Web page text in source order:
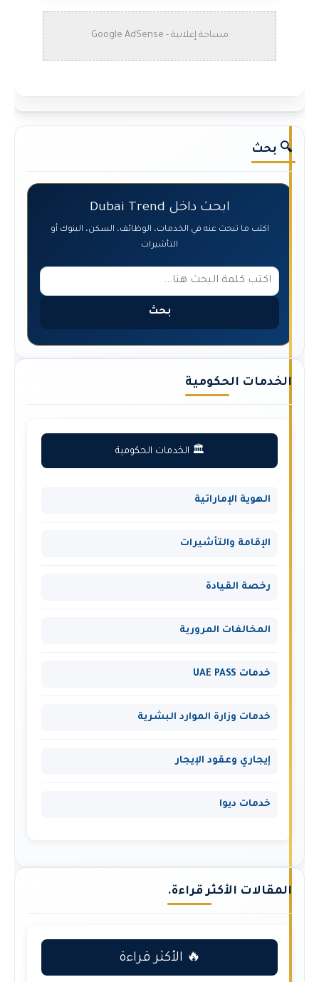
مساحة إعلانية - Google AdSense
🔍 بحث
ابحث داخل Dubai Trend
اكتب ما تبحث عنه في الخدمات، الوظائف، السكن، البنوك أو
التأشيرات
بحث
الخدمات الحكومية
🏛️ الخدمات الحكومية
الهوية الإماراتية
الإقامة والتأشيرات
رخصة القيادة
المخالفات المرورية
خدمات UAE PASS
خدمات وزارة الموارد البشرية
إيجاري وعقود الإيجار
خدمات ديوا
المقالات الأكثر قراءة.
🔥 الأكثر قراءة